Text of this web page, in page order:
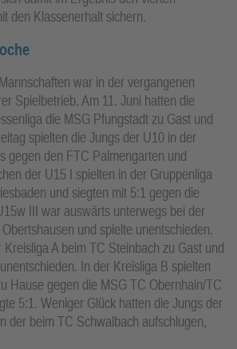
den Klassenerhalt sichern.
war in der vergangenen
Spielbetrieb. Am 11. Juni hatten die
die MSG Pfungstadt zu Gast und
spielten die Jungs der U10 in der
gegen den FTC Palmengarten und
der U15 I spielten in der Gruppenliga
und siegten mit 5:1 gegen die
III war auswärts unterwegs bei der
und spielte unentschieden.
A beim TC Steinbach zu Gast und
In der Kreisliga B spielten
Hause gegen die MSG TC Obernhain/TC
5:1. Weniger Glück hatten die Jungs der
der beim TC Schwalbach aufschlugen,